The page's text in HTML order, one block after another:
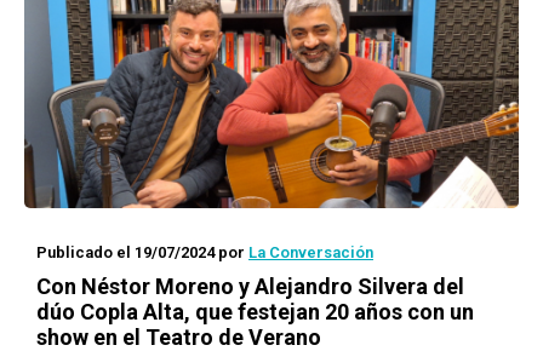
Publicado el 19/07/2024por La Conversación
Con Néstor Moreno y Alejandro Silvera del
dúo Copla Alta, que festejan 20 años con un
show en el Teatro de Verano